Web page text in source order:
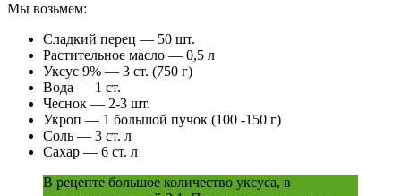
Мы возьмем:
Сладкий перец — 50 шт.
Растительное масло — 0,5 л
Уксус 9% — 3 ст. (750 г)
Вода — 1 ст.
Чеснок — 2-3 шт.
Укроп — 1 большой пучок (100 -150 г)
Соль — 3 ст. л
Сахар — 6 ст. л
В рецепте большое количество уксуса, в